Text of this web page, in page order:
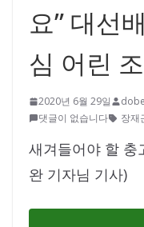
요” 대선
심 어린
2020년 6월 29일
댓글이 없습니다
장재
새겨들어야 할 충
완 기자님 기사)